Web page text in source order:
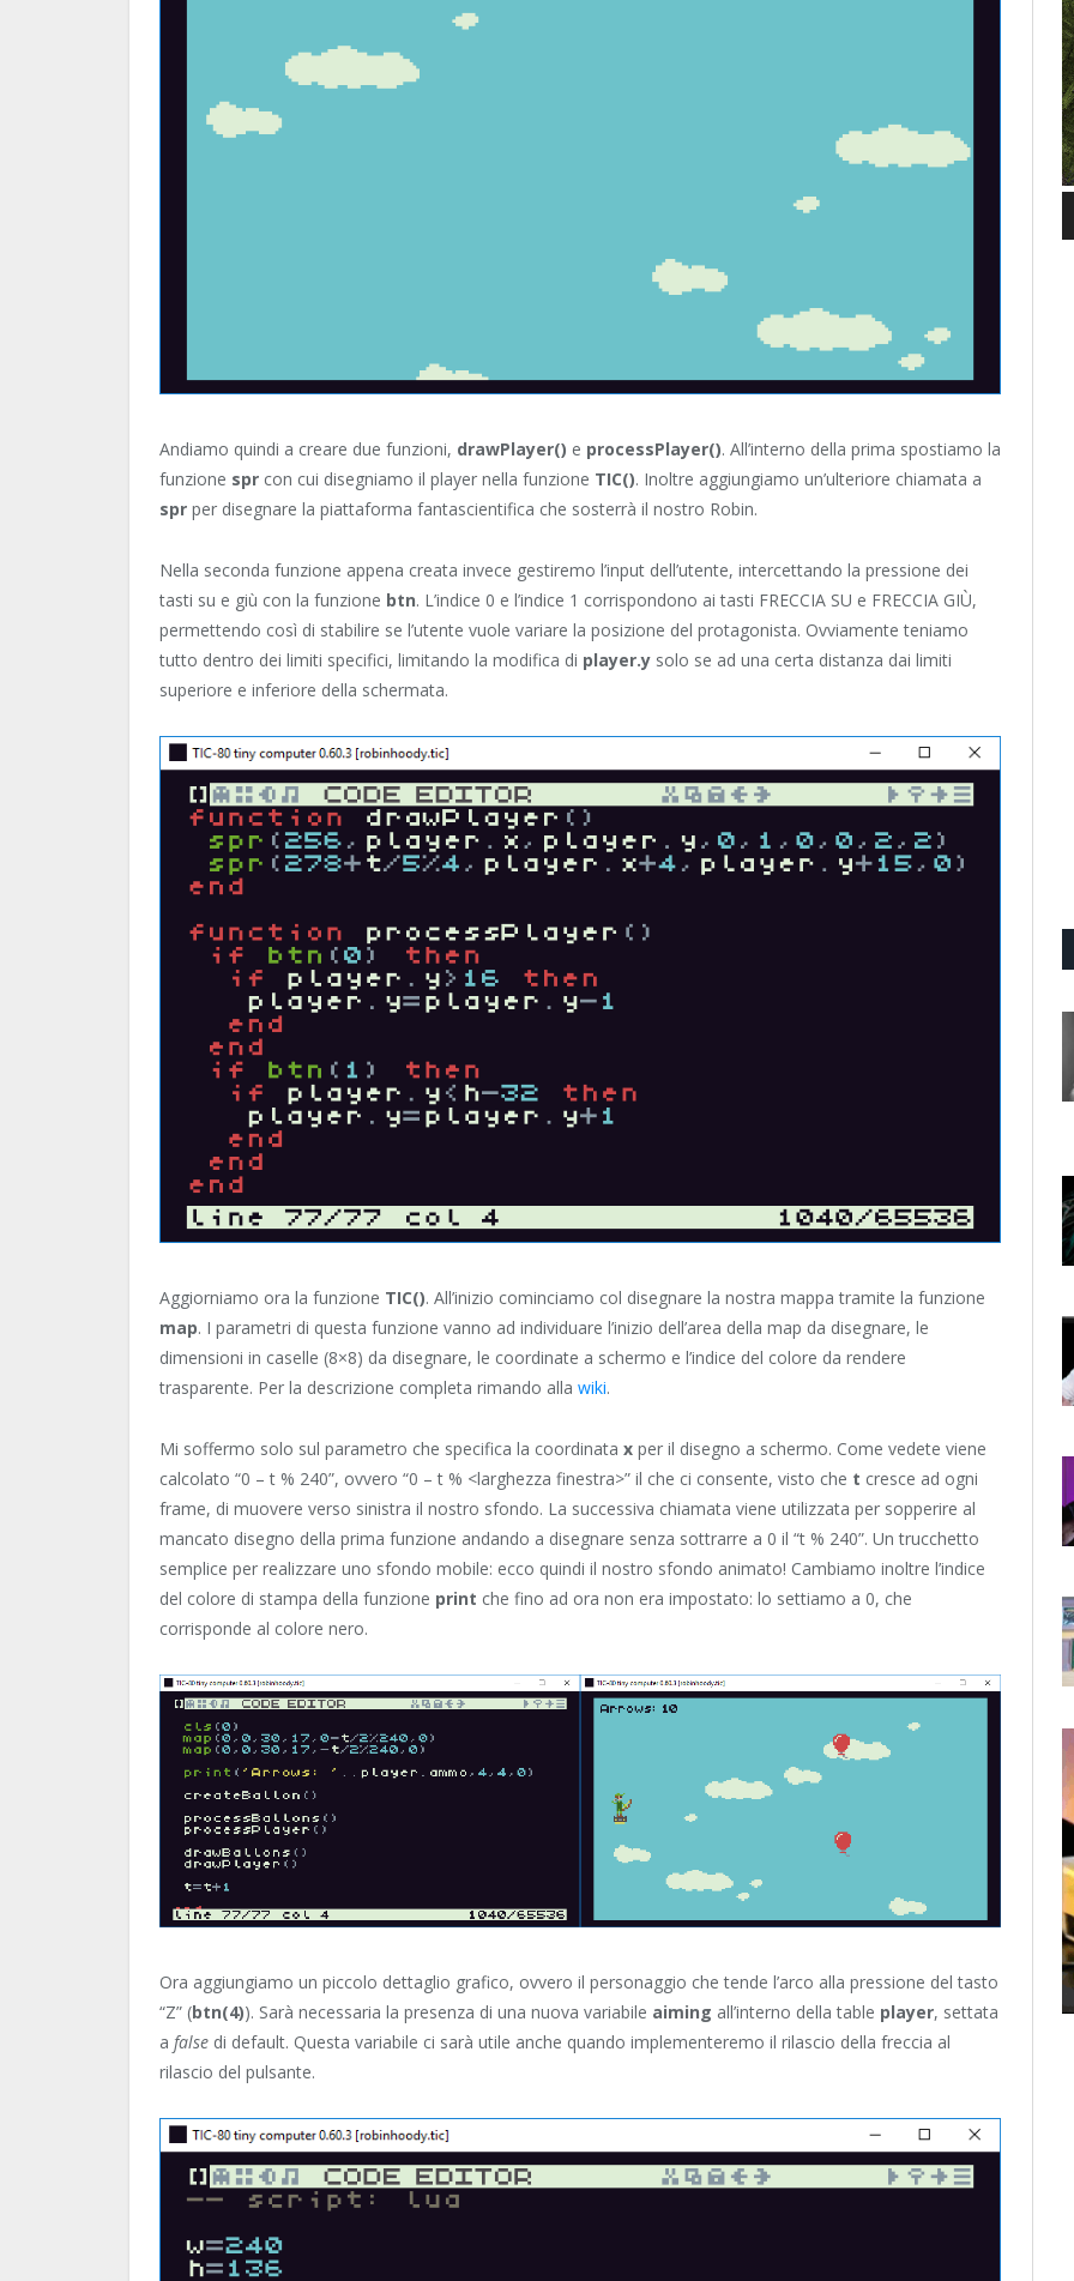
Andiamo quindi a creare due funzioni, drawPlayer() e processPlayer(). All’interno della prima spostiamo la
funzione spr con cui disegniamo il player nella funzione TIC(). Inoltre aggiungiamo un’ulteriore chiamata a
spr per disegnare la piattaforma fantascientifica che sosterrà il nostro Robin.
Nella seconda funzione appena creata invece gestiremo l’input dell’utente, intercettando la pressione dei
tasti su e giù con la funzione btn. L’indice 0 e l’indice 1 corrispondono ai tasti FRECCIA SU e FRECCIA GIÙ,
permettendo così di stabilire se l’utente vuole variare la posizione del protagonista. Ovviamente teniamo
tutto dentro dei limiti specifici, limitando la modifica di player.y solo se ad una certa distanza dai limiti
superiore e inferiore della schermata.
Aggiorniamo ora la funzione TIC(). All’inizio cominciamo col disegnare la nostra mappa tramite la funzione
map. I parametri di questa funzione vanno ad individuare l’inizio dell’area della map da disegnare, le
dimensioni in caselle (8×8) da disegnare, le coordinate a schermo e l’indice del colore da rendere
trasparente. Per la descrizione completa rimando alla wiki.
Mi soffermo solo sul parametro che specifica la coordinata x per il disegno a schermo. Come vedete viene
calcolato “0 – t % 240”, ovvero “0 – t % <larghezza finestra>” il che ci consente, visto che t cresce ad ogni
frame, di muovere verso sinistra il nostro sfondo. La successiva chiamata viene utilizzata per sopperire al
mancato disegno della prima funzione andando a disegnare senza sottrarre a 0 il “t % 240”. Un trucchetto
semplice per realizzare uno sfondo mobile: ecco quindi il nostro sfondo animato! Cambiamo inoltre l’indice
del colore di stampa della funzione print che fino ad ora non era impostato: lo settiamo a 0, che
corrisponde al colore nero.
Ora aggiungiamo un piccolo dettaglio grafico, ovvero il personaggio che tende l’arco alla pressione del tasto
“Z” (btn(4)). Sarà necessaria la presenza di una nuova variabile aiming all’interno della table player, settata
a false di default. Questa variabile ci sarà utile anche quando implementeremo il rilascio della freccia al
rilascio del pulsante.